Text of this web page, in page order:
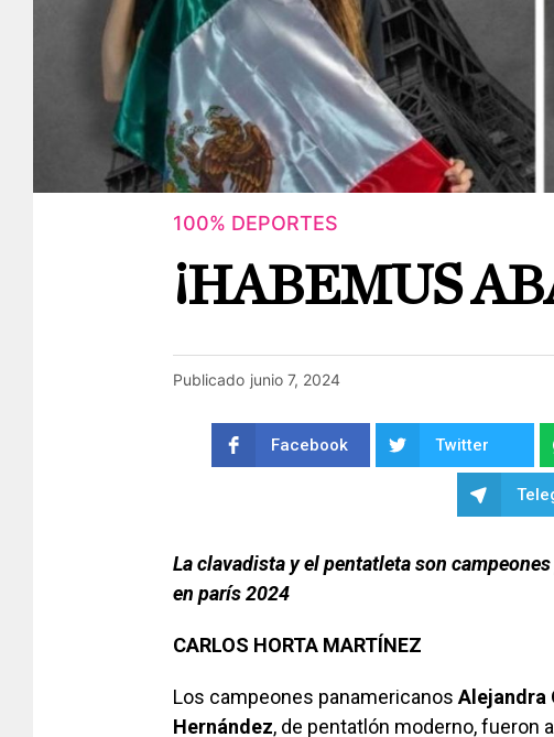
100% DEPORTES
¡HABEMUS
Publicado junio 7, 2024
Facebook Twitter
La clavadista y el pentatleta son
en parís 2024
CARLOS HORTA MARTÍNEZ
Los campeones panamericanos Alejandra
Hernández, de pentatlón moderno, fueron